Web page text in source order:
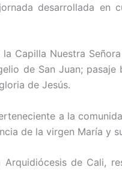
desarrollada en
Capilla Nuestra
de San Juan;
de Jesús.
a la
de la virgen María y
de Cali,